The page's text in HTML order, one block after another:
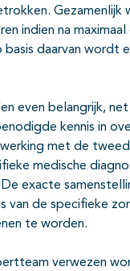
indien na
daarvan wordt
even belangrijk,
kennis in
met de
medische
exacte
van de specifieke
te worden.
verwezen